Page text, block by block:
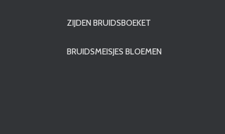
ZIJDEN BRUIDSBOEKET
BRUIDSMEISJES BLOEMEN